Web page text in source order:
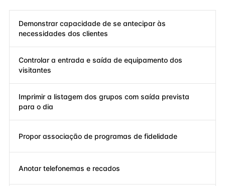
Demonstrar capacidade de se antecipar às
necessidades dos clientes
Controlar a entrada e saída de equipamento dos
visitantes
Imprimir a listagem dos grupos com saída prevista
para o dia
Propor associação de programas de fidelidade
Anotar telefonemas e recados